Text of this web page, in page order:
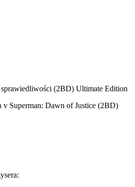
(2BD) Ultimate Edition
v Superman: Dawn of Justice (2BD)